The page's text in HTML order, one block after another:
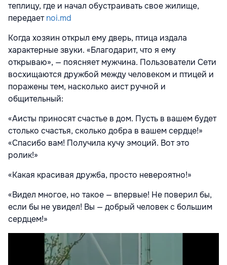
теплицу, где и начал обустраивать свое жилище,
передаетnoi.md
Когда хозяин открыл ему дверь, птица издала
характерные звуки. «Благодарит, что я ему
открываю», — поясняет мужчина. Пользователи Сети
восхищаются дружбой между человеком и птицей и
поражены тем, насколько аист ручной и
общительный:
«Аисты приносят счастье в дом. Пусть в вашем будет
столько счастья, сколько добра в вашем сердце!»
«Спасибо вам! Получила кучу эмоций. Вот это
ролик!»
«Какая красивая дружба, просто невероятно!»
«Видел многое, но такое — впервые! Не поверил бы,
если бы не увидел! Вы — добрый человек с большим
сердцем!»